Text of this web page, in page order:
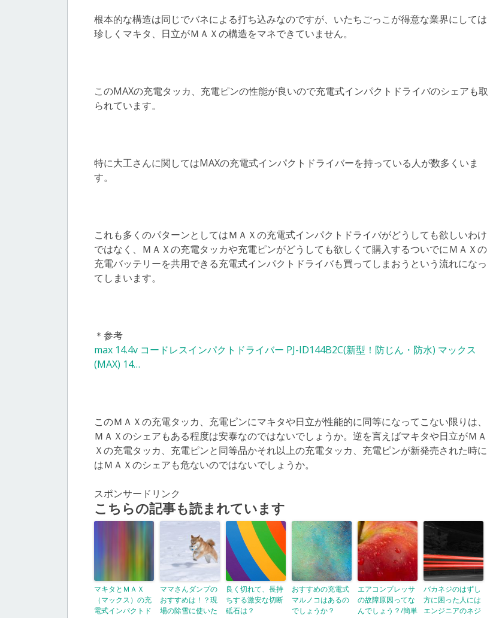
根本的な構造は同じでバネによる打ち込みなのですが、いたちごっこが得意な業界にしては
珍しくマキタ、日立がＭＡＸの構造をマネできていません。
このMAXの充電タッカ、充電ピンの性能が良いので充電式インパクトドライバのシェアも取
られています。
特に大工さんに関してはMAXの充電式インパクトドライバーを持っている人が数多くいま
す。
これも多くのパターンとしてはＭＡＸの充電式インパクトドライバがどうしても欲しいわけ
ではなく、ＭＡＸの充電タッカや充電ピンがどうしても欲しくて購入するついでにＭＡＸの
充電バッテリーを共用できる充電式インパクトドライバも買ってしまおうという流れになっ
てしまいます。
＊参考
max 14.4v コードレスインパクトドライバー PJ-ID144B2C(新型！防じん・防水) マックス
(MAX) 14…
このＭＡＸの充電タッカ、充電ピンにマキタや日立が性能的に同等になってこない限りは、
ＭＡＸのシェアもある程度は安泰なのではないでしょうか。逆を言えばマキタや日立がＭＡ
Ｘの充電タッカ、充電ピンと同等品かそれ以上の充電タッカ、充電ピンが新発売された時に
はＭＡＸのシェアも危ないのではないでしょうか。
スポンサードリンク
こちらの記事も読まれています
マキタとＭＡＸ
（マックス）の充
電式インパクトド
ママさんダンプの
おすすめは！？現
場の除雪に使いた
良く切れて、長持
ちする激安な切断
砥石は？
おすすめの充電式
マルノコはあるの
でしょうか？
エアコンプレッサ
の故障原因ってな
んでしょう？/簡単
バカネジのはずし
方に困った人には
エンジニアのネジ